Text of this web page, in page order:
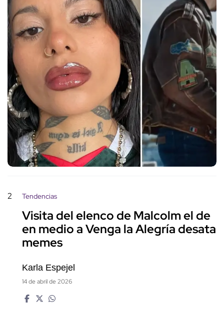
2 Tendencias
Visita del elenco de Malcolm el de
en medio a Venga la Alegría desata
memes
Karla Espejel
14 de abril de 2026